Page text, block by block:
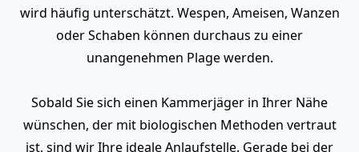
wird häufig unterschätzt. Wespen, Ameisen, Wanzen
oder Schaben können durchaus zu einer
unangenehmen Plage werden.
Sobald Sie sich einen Kammerjäger in Ihrer Nähe
wünschen, der mit biologischen Methoden vertraut
ist, sind wir Ihre ideale Anlaufstelle. Gerade bei der